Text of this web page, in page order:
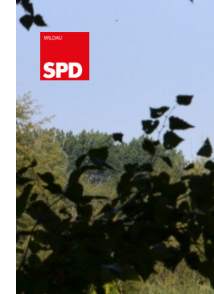
Zum Inhalt springen